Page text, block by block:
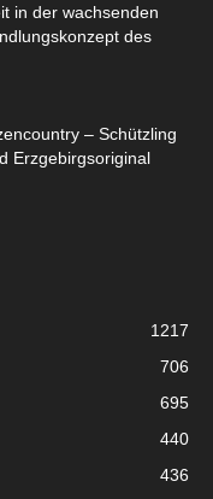
in der wachsenden
des
– Schützling
Erzgebirgsoriginal
1217
706
695
440
436